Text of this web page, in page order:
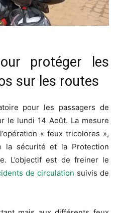
protéger les
sur les routes
pour les passagers de
le lundi 14 Août. La mesure
« feux tricolores »,
la sécurité et la Protection
. L’objectif est de freiner le
de circulation suivis de